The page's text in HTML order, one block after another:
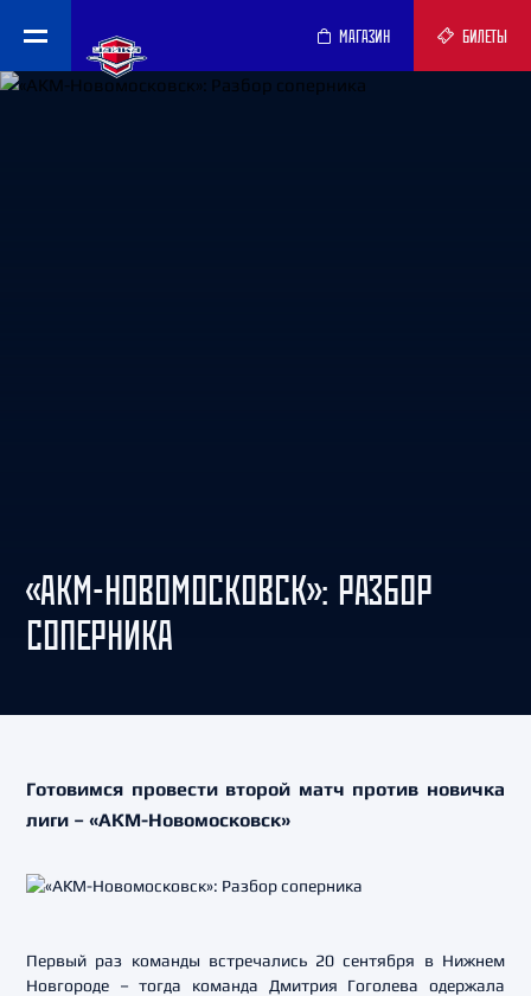
МАГАЗИН БИЛЕТЫ
«АКМ-НОВОМОСКОВСК»: РАЗБОР
СОПЕРНИКА
Готовимся провести второй матч против новичка
лиги – «АКМ-Новомосковск»
Первый раз команды встречались 20 сентября в Нижнем
Новгороде – тогда команда Дмитрия Гоголева одержала